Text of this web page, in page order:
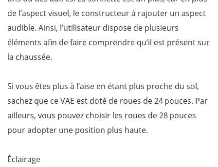
de l’aspect visuel, le constructeur à rajouter un aspect
audible. Ainsi, l’utilisateur dispose de plusieurs
éléments afin de faire comprendre qu’il est présent sur
la chaussée.
Si vous êtes plus à l’aise en étant plus proche du sol,
sachez que ce VAE est doté de roues de 24 pouces. Par
ailleurs, vous pouvez choisir les roues de 28 pouces
pour adopter une position plus haute.
Éclairage